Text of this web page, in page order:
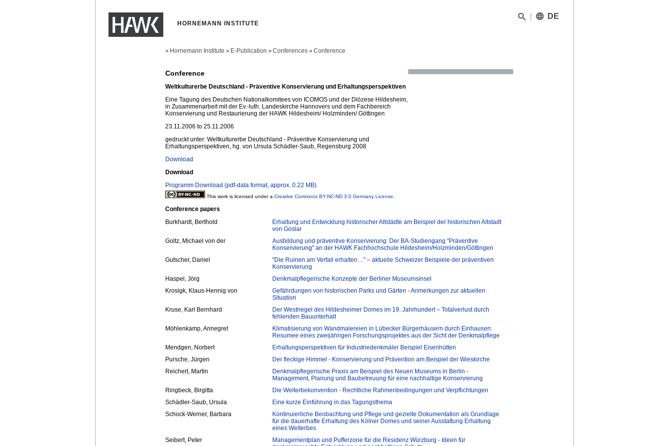
HORNEMANN INSTITUTE
DE
> Hornemann Institute > E-Publication > Conferences > Conference
Conference
Weltkulturerbe Deutschland - Präventive Konservierung und Erhaltungsperspektiven
Eine Tagung des Deutschen Nationalkomitees von ICOMOS und der Diözese Hildesheim,
in Zusammenarbeit mit der Ev.-luth. Landeskirche Hannovers und dem Fachbereich
Konservierung und Restaurierung der HAWK Hildesheim/ Holzminden/ Göttingen
23.11.2006 to 25.11.2006
gedruckt unter: Weltkulturerbe Deutschland - Präventive Konservierung und
Erhaltungsperspektiven, hg. von Ursula Schädler-Saub, Regensburg 2008
Download
Download
Programm Download (pdf-data format, approx. 0.22 MB)
This work is licensed under a Creative Commons BY-NC-ND 3.0 Germany License.
Conference papers
Burkhardt, Berthold
Erhaltung und Entwicklung historischer Altstädte am Beispiel der historischen Altstadt
von Goslar
Goltz, Michael von der
Ausbildung und präventive Konservierung: Der BA-Studiengang "Präventive
Konservierung" an der HAWK Fachhochschule Hildesheim/Holzminden/Göttingen
Gutscher, Daniel
"Die Ruinen am Verfall erhalten…" – aktuelle Schweizer Beispiele der präventiven
Konservierung
Haspel, Jörg
Denkmalpflegerische Konzepte der Berliner Museumsinsel
Krosigk, Klaus-Hennig von
Gefährdungen von historischen Parks und Gärten - Anmerkungen zur aktuellen
Situation
Kruse, Karl Bernhard
Der Westriegel des Hildesheimer Domes im 19. Jahrhundert – Totalverlust durch
fehlenden Bauunterhalt
Möhlenkamp, Annegret
Klimatisierung von Wandmalereien in Lübecker Bürgerhäusern durch Einhausen:
Resumee eines zweijährigen Forschungsprojektes aus der Sicht der Denkmalpflege
Mendgen, Norbert
Erhaltungsperspektiven für Industriedenkmäler Beispiel Eisenhütten
Pursche, Jürgen
Der fleckige Himmel - Konservierung und Prävention am Beispiel der Wieskirche
Reichert, Martin
Denkmalpflegerische Praxis am Beispiel des Neuen Museums in Berlin -
Management, Planung und Baubetreuung für eine nachhaltige Konservierung
Ringbeck, Birgitta
Die Welterbekonvention - Rechtliche Rahmenbedingungen und Verpflichtungen
Schädler-Saub, Ursula
Eine kurze Einführung in das Tagungsthema
Schock-Werner, Barbara
Kontinuierliche Beobachtung und Pflege und gezielte Dokumentation als Grundlage
für die dauerhafte Erhaltung des Kölner Domes und seiner Ausstattung Erhaltung
eines Welterbes
Seibert, Peter
Managementplan und Pufferzone für die Residenz Würzburg - Ideen für